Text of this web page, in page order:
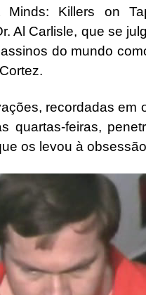
Minds: Killers on
Al Carlisle, que se
do mundo
recordadas em
quartas-feiras,
os levou à